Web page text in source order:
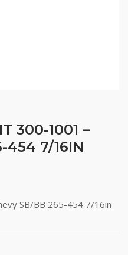
300-1001 –
454 7/16IN
SB/BB 265-454 7/16in